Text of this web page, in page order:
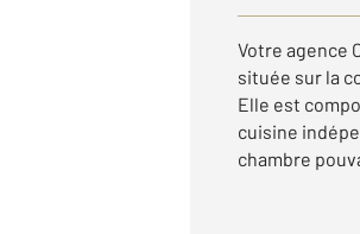
Votre agence
située sur la
Elle est
cuisine
chambre